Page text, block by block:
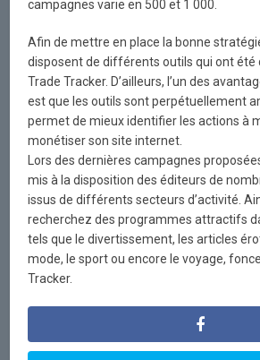
campagnes varie en 500 et 1 000.
Afin de mettre en place la bonne
disposent de différents outils qui ont été
Trade Tracker. D’ailleurs, l’un des
est que les outils sont perpétuellement
permet de mieux identifier les actions à
monétiser son site internet.
Lors des dernières campagnes
mis à la disposition des éditeurs de
issus de différents secteurs d’activité.
recherchez des programmes attractifs
tels que le divertissement, les articles
mode, le sport ou encore le voyage,
Tracker.